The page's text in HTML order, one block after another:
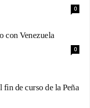
0
con Venezuela
0
fin de curso de la Peña